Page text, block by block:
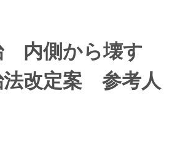
内側から壊す
法改定案 参考人